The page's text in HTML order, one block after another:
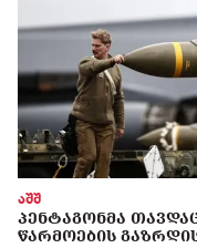
აშშ
ᲞᲔᲜᲢᲐᲒᲝᲜᲛᲐ
ᲬᲐᲠᲛᲝᲔᲑᲘᲡ